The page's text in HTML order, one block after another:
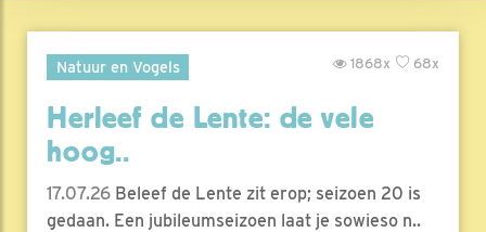
Natuur en Vogels 68x
1868x
Herleef de Lente: de vele
hoog..
17.07.26 Beleef de Lente zit erop; seizoen 20 is
gedaan. Een jubileumseizoen laat je sowieso n..